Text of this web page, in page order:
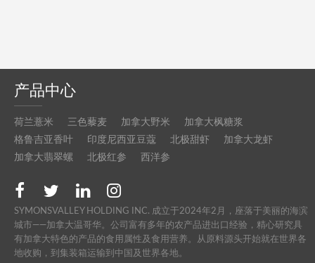
产品中心
荷兰薏米 三色藜麦 加拿大野米
加拿大枫糖浆
格鲁吉亚香叶
印度尼西亚豆蔻 北极甜虾
加拿大龙虾
加拿大翡翠螺
北极红参 西洋参
SYMONSVALLEY HOLDING INC. 成立于2024年2月，座落于美丽的海滨
城市——加拿大温哥华。公司富有多年的农产品进出口经验，精心研究具
有加拿大特色的产品的食用属性及食用营养。从原料源头开始就在世界各
地收购，到集装箱运输到中国及世界各地。